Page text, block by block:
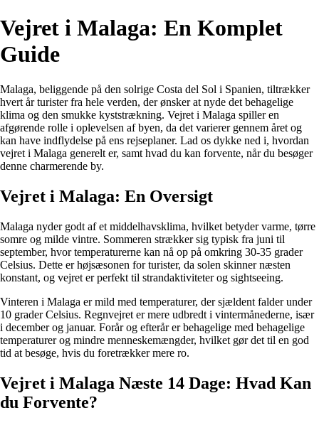
Vejret i Malaga: En Komplet
Guide
Malaga, beliggende på den solrige Costa del Sol i Spanien, tiltrækker
hvert år turister fra hele verden, der ønsker at nyde det behagelige
klima og den smukke kyststrækning. Vejret i Malaga spiller en
afgørende rolle i oplevelsen af byen, da det varierer gennem året og
kan have indflydelse på ens rejseplaner. Lad os dykke ned i, hvordan
vejret i Malaga generelt er, samt hvad du kan forvente, når du besøger
denne charmerende by.
Vejret i Malaga: En Oversigt
Malaga nyder godt af et middelhavsklima, hvilket betyder varme, tørre
somre og milde vintre. Sommeren strækker sig typisk fra juni til
september, hvor temperaturerne kan nå op på omkring 30-35 grader
Celsius. Dette er højsæsonen for turister, da solen skinner næsten
konstant, og vejret er perfekt til strandaktiviteter og sightseeing.
Vinteren i Malaga er mild med temperaturer, der sjældent falder under
10 grader Celsius. Regnvejret er mere udbredt i vintermånederne, især
i december og januar. Forår og efterår er behagelige med behagelige
temperaturer og mindre menneskemængder, hvilket gør det til en god
tid at besøge, hvis du foretrækker mere ro.
Vejret i Malaga Næste 14 Dage: Hvad Kan
du Forvente?